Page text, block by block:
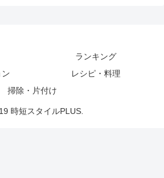
ランキング
レシピ・料理
掃除・片付け
時短スタイルPLUS.